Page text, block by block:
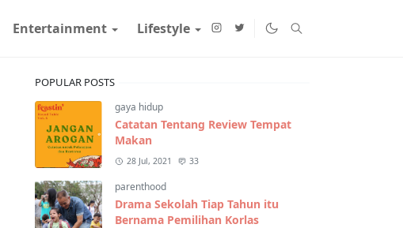
Entertainment Lifestyle
POPULAR POSTS
gaya hidup
Catatan Tentang Review Tempat
Makan
28 Jul, 2021 33
parenthood
Drama Sekolah Tiap Tahun itu
Bernama Pemilihan Korlas